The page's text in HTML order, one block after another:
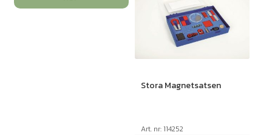
Stora Magnetsatsen
Art. nr: 114252